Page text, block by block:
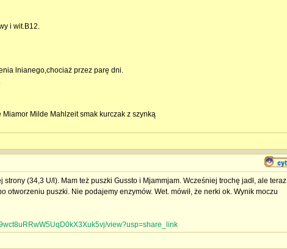
i wit.B12.
lnianego,chociaż przez parę dni.
Miamor Milde Mahlzeit smak kurczak z szynką
(34,3 U/l). Mam też puszki Gussto i Mjammjam. Wcześniej trochę jadł, ale teraz
otworzeniu puszki. Nie podajemy enzymów. Wet. mówił, że nerki ok. Wynik moczu
view?usp=share_link